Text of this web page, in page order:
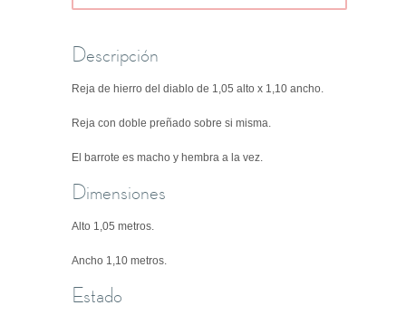
Descripción
Reja de hierro del diablo de 1,05 alto x 1,10 ancho.
Reja con doble preñado sobre si misma.
El barrote es macho y hembra a la vez.
Dimensiones
Alto 1,05 metros.
Ancho 1,10 metros.
Estado